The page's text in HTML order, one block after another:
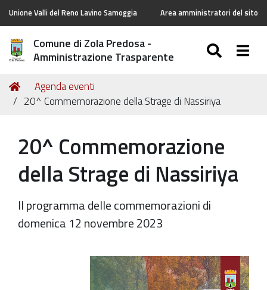
Unione Valli del Reno Lavino Samoggia Area amministratori del sito
Comune di Zola Predosa -
Amministrazione Trasparente
Tu
sei
Home
Agenda eventi
20^ Commemorazione della Strage di Nassiriya
20^ Commemorazione
della Strage di Nassiriya
Il programma delle commemorazioni di
domenica 12 novembre 2023
https://old.comune.zolapredosa.bo.it/events/20-
commemorazione-